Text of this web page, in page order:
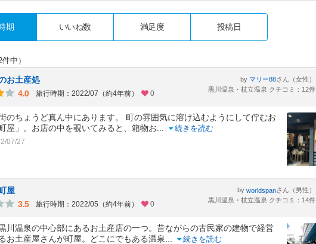
期 いいね数 満足度 投稿日
中）
お土産処
4.0
旅行時期：2022/07（約4年前） 0
by マリー88さん（女性）
黒川温泉・杖立温泉 クチコミ：12件
のちょうど真ん中にあります。 町の雰囲気に溶け込むようにして佇むお
屋」。お店の中を覗いてみると、箱物お
続きを読む
07/27
屋
3.5
旅行時期：2022/05（約4年前） 0
by worldspanさん（男性）
黒川温泉・杖立温泉 クチコミ：14件
川温泉の中心部にあるお土産店の一つ。昔ながらの古民家の建物で経営
お土産屋さんが町屋。どこにでもある温泉
続きを読む